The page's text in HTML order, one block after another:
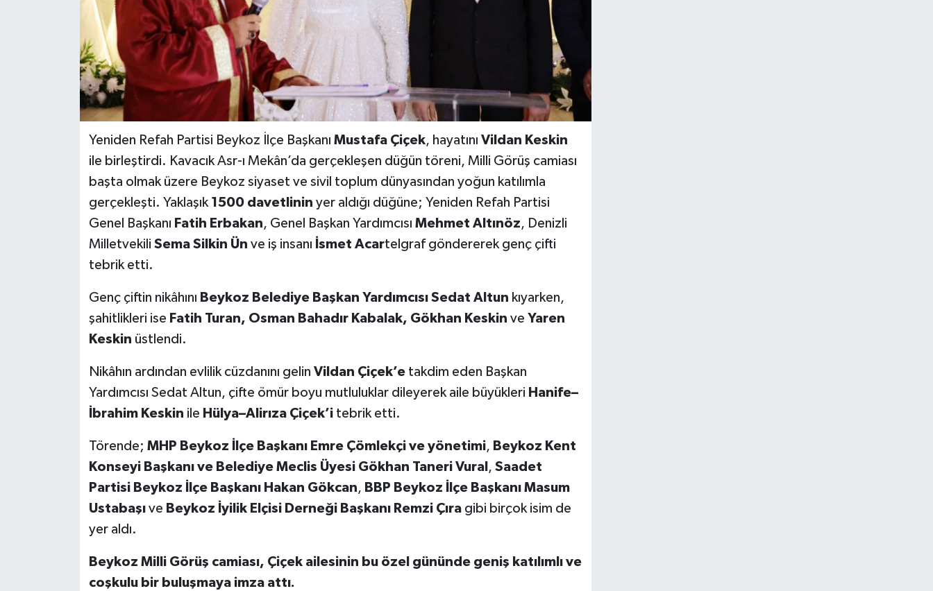
Yeniden Refah Partisi Beykoz İlçe Başkanı Mustafa Çiçek, hayatını Vildan Keskin
ile birleştirdi. Kavacık Asr-ı Mekân’da gerçekleşen düğün töreni, Milli Görüş camiası
başta olmak üzere Beykoz siyaset ve sivil toplum dünyasından yoğun katılımla
gerçekleşti. Yaklaşık 1500 davetlinin yer aldığı düğüne; Yeniden Refah Partisi
Genel Başkanı Fatih Erbakan, Genel Başkan Yardımcısı Mehmet Altınöz, Denizli
Milletvekili Sema Silkin Ün ve iş insanı İsmet Acartelgraf göndererek genç çifti
tebrik etti.
Genç çiftin nikâhını Beykoz Belediye Başkan Yardımcısı Sedat Altun kıyarken,
şahitlikleri ise Fatih Turan, Osman Bahadır Kabalak, Gökhan Keskin ve Yaren
Keskin üstlendi.
Nikâhın ardından evlilik cüzdanını gelin Vildan Çiçek’etakdim eden Başkan
Yardımcısı Sedat Altun, çifte ömür boyu mutluluklar dileyerek aile büyükleri Hanife–
İbrahim Keskin ile Hülya–Alirıza Çiçek’itebrik etti.
Törende; MHP Beykoz İlçe Başkanı Emre Çömlekçi ve yönetimi, Beykoz Kent
Konseyi Başkanı ve Belediye Meclis Üyesi Gökhan Taneri Vural , Saadet
Partisi Beykoz İlçe Başkanı Hakan Gökcan, BBP Beykoz İlçe Başkanı Masum
Ustabaşıve Beykoz İyilik Elçisi Derneği Başkanı Remzi Çıragibi birçok isim de
yer aldı.
Beykoz Milli Görüş camiası, Çiçek ailesinin bu özel gününde geniş katılımlı ve
coşkulu bir buluşmaya imza attı.